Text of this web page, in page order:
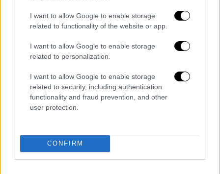
I want to allow Google to enable storage
related to functionality of the website or app.
I want to allow Google to enable storage
related to personalization.
I want to allow Google to enable storage
related to security, including authentication
functionality and fraud prevention, and other
user protection.
CONFIRM
ότι οι τελικοί θα είναι σκληροί, απαιτητικοί
και γεμάτοι ένταση. Ο Ολυμπιακός έκανε το
πρώτο βήμα, όμως η μάχη του τίτλου μόλις
άρχισε.
Ο δεύτερος τελικός θα γίνει στο T-Center
την Παρασκευή (5/6) στις 21.00.
ΟΛΥΜΠΙΑΚΟΣ(Μπαρτζώκας): Γουόκαπ 5 (1/5
(2/5 τρίποντα, 5 ριμπάουντ), Παπανικολάου 6
(2), Μιλουτίνοβ 10 (12 ριμπάουντ, 2 ασίστ),
Φουρνιέ 20 (2/10 τρίποντα, 3 ριμπάουντ, 5